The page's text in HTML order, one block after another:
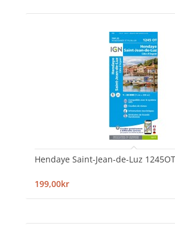
Hendaye Saint-Jean-de-Luz
199,00kr